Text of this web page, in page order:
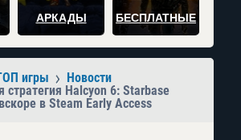
АРКАДЫ БЕСПЛАТНЫЕ
игры
Новости
стратегия Halcyon 6: Starbase
в Steam Early Access